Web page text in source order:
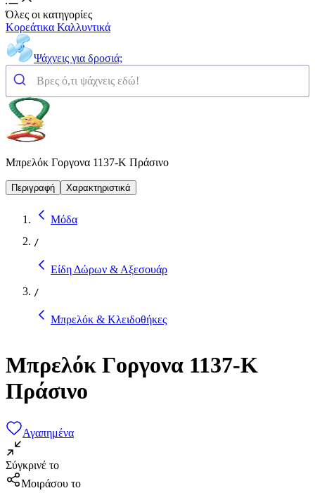
Όλες οι κατηγορίες
Κορεάτικα Καλλυντικά
Ψάχνεις για δροσιά;
Μπρελόκ Γοργονα 1137-K Πράσινο
Περιγραφή Χαρακτηριστικά
Μόδα
/
Είδη Δώρων & Αξεσουάρ
/
Μπρελόκ & Κλειδοθήκες
Μπρελόκ Γοργονα 1137-K
Πράσινο
Αγαπημένα
Σύγκρινέ το
Μοιράσου το